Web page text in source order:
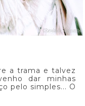
a trama e talvez
dar minhas
pelo simples... O